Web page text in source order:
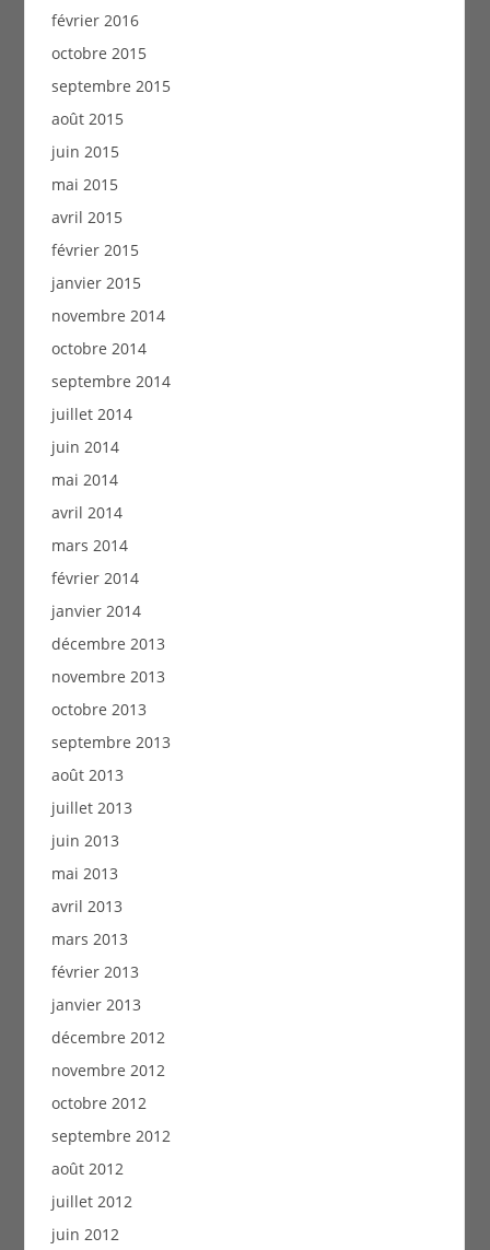
février 2016
octobre 2015
septembre 2015
août 2015
juin 2015
mai 2015
avril 2015
février 2015
janvier 2015
novembre 2014
octobre 2014
septembre 2014
juillet 2014
juin 2014
mai 2014
avril 2014
mars 2014
février 2014
janvier 2014
décembre 2013
novembre 2013
octobre 2013
septembre 2013
août 2013
juillet 2013
juin 2013
mai 2013
avril 2013
mars 2013
février 2013
janvier 2013
décembre 2012
novembre 2012
octobre 2012
septembre 2012
août 2012
juillet 2012
juin 2012